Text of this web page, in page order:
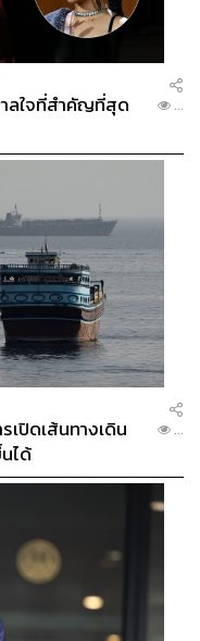
าลใจที่สำคัญที่สุด
...
เปิดเส้นทางเดิน
ได้
...